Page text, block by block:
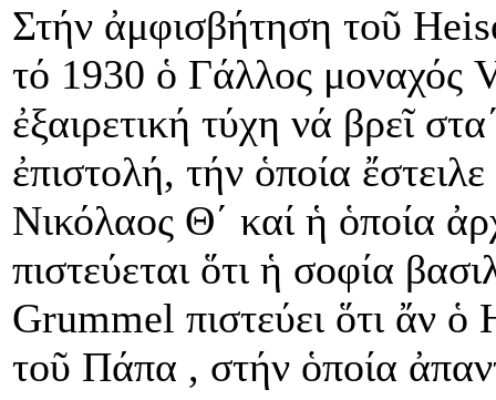
Στήν ἀμφισβήτηση τοῦ
τό 1930 ὁ Γάλλος μοναχός
ἐξαιρετική τύχη νά βρεῖ
ἐπιστολή, τήν ὁποία
Νικόλαος Θ΄ καί ἡ ὁποία
πιστεύεται ὅτι ἡ σοφία
Grummel πιστεύει ὅτι ἄν ὁ
τοῦ Πάπα , στήν ὁποία